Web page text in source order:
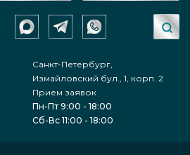
Санкт-Петербург,
Измайловский бул., 1, корп. 2
Прием заявок
Пн-Пт 9:00 - 18:00
Сб-Вс 11:00 - 18:00